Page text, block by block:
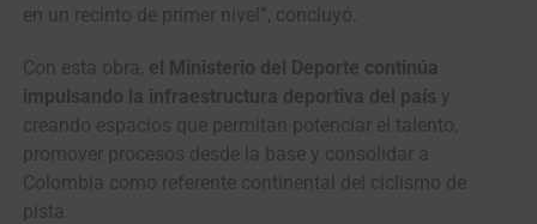
en un recinto de primer nivel”, concluyó.
Con esta obra, el Ministerio del Deporte continúa
impulsando la infraestructura deportiva del país y
creando espacios que permitan potenciar el talento,
promover procesos desde la base y consolidar a
Colombia como referente continental del ciclismo de
pista.